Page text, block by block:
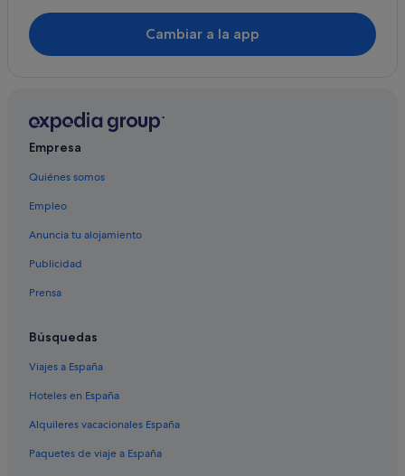
Residences en O Hío
Apartoteles en Aldán
Pensiones en Aldán
Cabañas en Aldán
Cabañas en O Hío
Campings de caravanas en Aldán
Casas privadas de vacaciones en Aldán
Castillos en Aldán
Hoteles de 4 estrellas en Aldán
Vigo hoteles
Hoteles que aceptan mascotas en Cangas
Casas de huéspedes en Aldán
Casas rurales en Aldán
Cambiar a la app
Empresa
Quiénes somos
Empleo
Anuncia tu alojamiento
Publicidad
Prensa
Búsquedas
Viajes a España
Hoteles en España
Alquileres vacacionales España
Paquetes de viaje a España